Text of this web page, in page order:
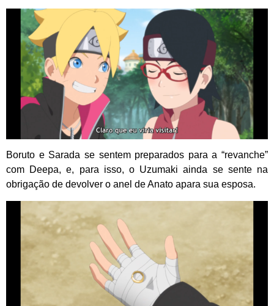
Boruto e Sarada se sentem preparados para a “revanche”
com Deepa, e, para isso, o Uzumaki ainda se sente na
obrigação de devolver o anel de Anato apara sua esposa.